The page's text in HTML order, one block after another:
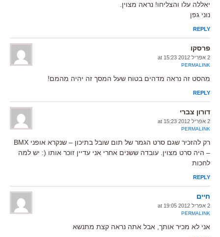
יאללה עלו והצליחו! נראה מצוין.
נוני גפן
REPLY
פרסקו
2 אפריל 2012 at 15:23
PERMALINK
מהסט זה נראה מדהים בטוח שעל המסך זה יהיה מהמם!
REPLY
דורון צברי
2 אפריל 2012 at 15:23
PERMALINK
רק להזכיר שגם סרט הגמר של תום שובל בתיכון – שנקרא אופני BMX
– היה סרט מצוין. עובדה ששנים אחרי אני עדיין זוכר אותו (: יש למה
לחכות
REPLY
חיים
2 אפריל 2012 at 19:05
PERMALINK
אני לא מכיר אותך, אבל אתה נראה קצת מתנשא